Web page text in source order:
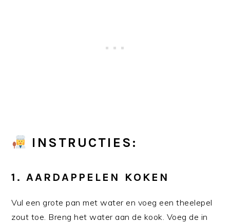
INSTRUCTIES:
1.AARDAPPELEN KOKEN
Vul een grote pan met water en voeg een theelepel
zout toe. Breng het water aan de kook. Voeg de in